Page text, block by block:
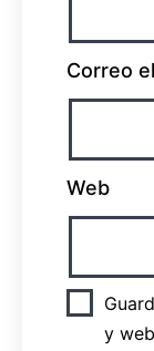
Correo
Web
y